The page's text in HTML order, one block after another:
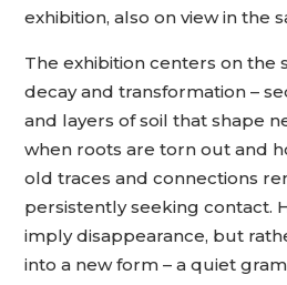
exhibition, also on view in the
The exhibition centers on the
decay and transformation –
and layers of soil that shape
when roots are torn out and
old traces and connections
persistently seeking contact.
imply disappearance, but
into a new form – a quiet